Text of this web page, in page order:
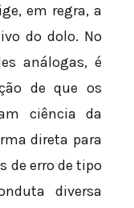
em regra, a
do dolo. No
análogas, é
de que os
ciência da
direta para
de erro de tipo
diversa